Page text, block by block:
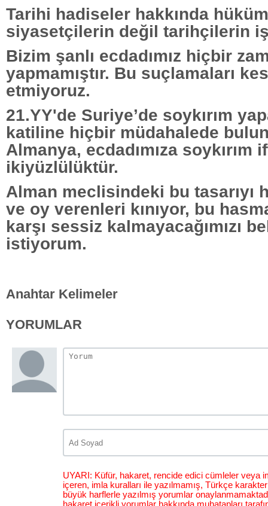
Tarihi hadiseler hakkında
siyasetçilerin değil tarihçilerin
Bizim şanlı ecdadımız hiçbir
yapmamıştır. Bu suçlamaları
etmiyoruz.
21.YY'de Suriye’de soykırım
katiline hiçbir müdahalede
Almanya, ecdadımıza soykırım
ikiyüzlülüktür.
Alman meclisindeki bu tasarıyı
ve oy verenleri kınıyor, bu
karşı sessiz kalmayacağımızı
istiyorum.
Anahtar Kelimeler
YORUMLAR
UYARI: Küfür, hakaret, rencide edici cümleler veya
içeren, imla kuralları ile yazılmamış, Türkçe
büyük harflerle yazılmış yorumlar